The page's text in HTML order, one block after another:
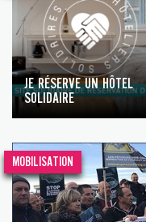
JE RÉSERVE UN HÔTEL
SOLIDAIRE
MOBILISATION